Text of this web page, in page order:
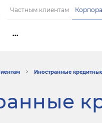
Частным клиентам
•••
Иностранные